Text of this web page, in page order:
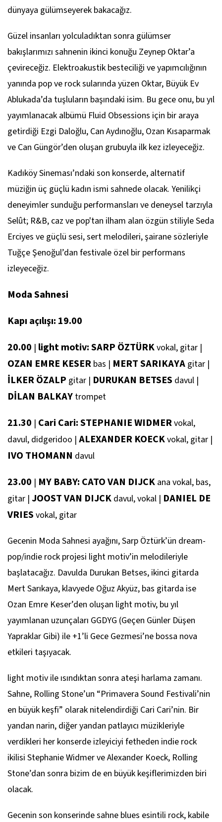
dünyaya gülümseyerek bakacağız.
Güzel insanları yolculadıktan sonra gülümser
bakışlarımızı sahnenin ikinci konuğu Zeynep Oktar’a
çevireceğiz. Elektroakustik besteciliği ve yapımcılığının
yanında pop ve rock sularında yüzen Oktar, Büyük Ev
Ablukada’da tuşluların başındaki isim. Bu gece onu, bu yıl
yayımlanacak albümü Fluid Obsessions için bir araya
getirdiği Ezgi Daloğlu, Can Aydınoğlu, Ozan Kısaparmak
ve Can Güngör’den oluşan grubuyla ilk kez izleyeceğiz.
Kadıköy Sineması’ndaki son konserde, alternatif
müziğin üç güçlü kadın ismi sahnede olacak. Yenilikçi
deneyimler sunduğu performansları ve deneysel tarzıyla
Selût; R&B, caz ve pop'tan ilham alan özgün stiliyle Seda
Erciyes ve güçlü sesi, sert melodileri, şairane sözleriyle
Tuğçe Şenoğul’dan festivale özel bir performans
izleyeceğiz.
Moda Sahnesi
Kapı açılışı: 19.00
20.00 | light motiv: SARP ÖZTÜRKvokal, gitar |
OZAN EMRE KESER bas | MERT SARIKAYA gitar |
İLKER ÖZALP gitar | DURUKAN BETSES davul |
DİLAN BALKAY trompet
21.30 | Cari Cari: STEPHANIE WIDMERvokal,
davul, didgeridoo | ALEXANDER KOECKvokal, gitar |
IVO THOMANN davul
23.00 | MY BABY: CATO VAN DIJCK ana vokal, bas,
gitar | JOOST VAN DIJCK davul, vokal | DANIEL DE
VRIES vokal, gitar
Gecenin Moda Sahnesi ayağını, Sarp Öztürk’ün dream-
pop/indie rock projesi light motiv’in melodileriyle
başlatacağız. Davulda Durukan Betses, ikinci gitarda
Mert Sarıkaya, klavyede Oğuz Akyüz, bas gitarda ise
Ozan Emre Keser’den oluşan light motiv, bu yıl
yayımlanan uzunçaları GGDYG (Geçen Günler Düşen
Yapraklar Gibi) ile +1’li Gece Gezmesi’ne bossa nova
etkileri taşıyacak.
light motiv ile ısındıktan sonra ateşi harlama zamanı.
Sahne, Rolling Stone’un “Primavera Sound Festivali’nin
en büyük keşfi” olarak nitelendirdiği Cari Cari’nin. Bir
yandan narin, diğer yandan patlayıcı müzikleriyle
verdikleri her konserde izleyiciyi fetheden indie rock
ikilisi Stephanie Widmer ve Alexander Koeck, Rolling
Stone’dan sonra bizim de en büyük keşiflerimizden biri
olacak.
Gecenin son konserinde sahne blues esintili rock, kabile